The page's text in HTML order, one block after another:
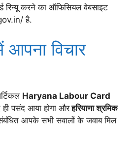
रिन्यू करने का ऑफिसियल वेबसाइट
है.
विचार
Haryana Labour Card
पसंद आया होगा औरहरियाणा श्रमिक
आपके सभी सवालों के जवाब मिल